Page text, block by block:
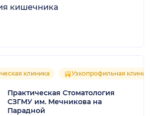
кишечника
клиника Узкопрофильная
Практическая Стоматология
СЗГМУ им. Мечникова на
Парадной